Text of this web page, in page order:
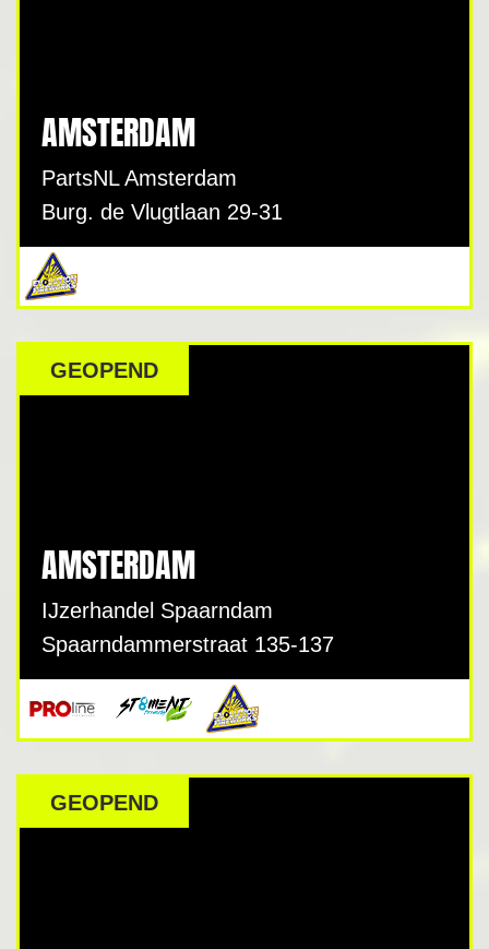
AMSTERDAM
PartsNL Amsterdam
Burg. de Vlugtlaan 29-31
GEOPEND
AMSTERDAM
IJzerhandel Spaarndam
Spaarndammerstraat 135-137
GEOPEND